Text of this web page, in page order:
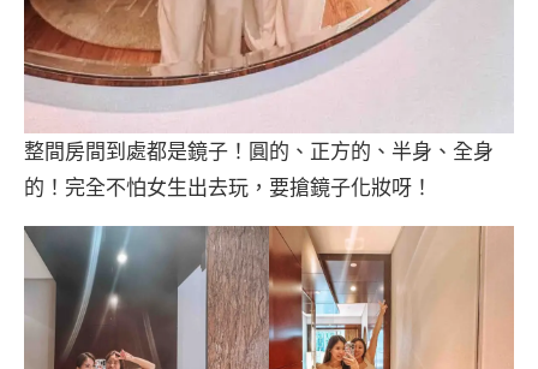
整間房間到處都是鏡子！圓的、正方的、半身、全身
的！完全不怕女生出去玩，要搶鏡子化妝呀！